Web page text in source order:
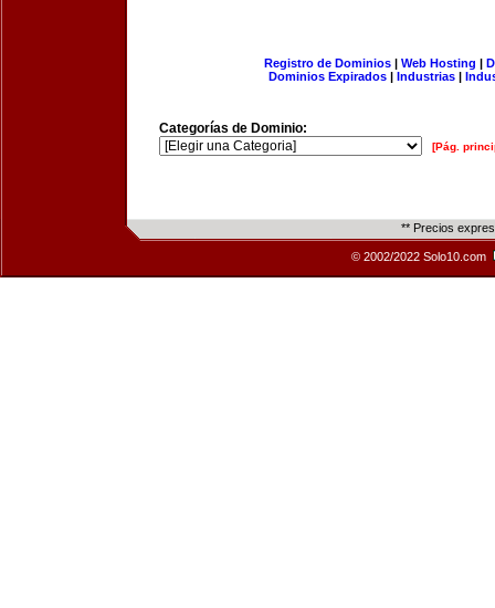
Registro de Dominios| Web Hosting |
Dominios Expirados | Industrias |
Categorías de Dominio:
[Pág.
** Precios
© 2002/2022 Solo10.com